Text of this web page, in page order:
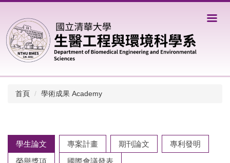
主
要
內
首頁 學術成果 Academy
學生論文 專案計畫 期刊論文
專利發明
榮譽獎項
國際會議發表